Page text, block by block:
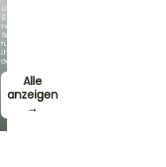
Über
60
neue
Sorten
für
Ihren
Garten!
Alle
anzeigen
→